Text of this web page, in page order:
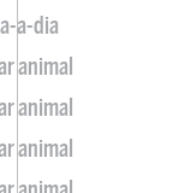
a-dia
animal
animal
animal